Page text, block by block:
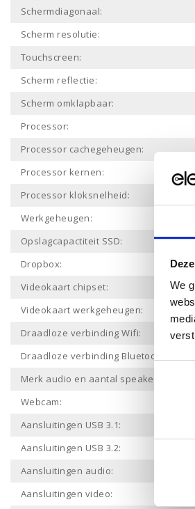
We
Schermdiagonaal:
Scherm resolutie:
Touchscreen:
Scherm reflectie:
Scherm omklapbaar:
Processor:
Processor cachegeheugen:
Processor kernen:
Processor kloksnelheid:
Werkgeheugen:
Opslagcapactiteit SSD:
Dropbox:
Videokaart chipset:
Videokaart werkgeheugen:
Draadloze verbinding Wifi:
Draadloze verbinding Bluetooth:
Merk audio en aantal speakers:
Webcam:
Aansluitingen USB 3.1:
Aansluitingen USB 3.2:
Aansluitingen audio:
Aansluitingen video: